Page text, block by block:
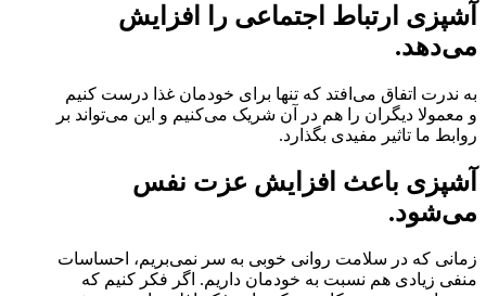
آشپزی ارتباط اجتماعی را افزایش
می‌دهد.
به ندرت اتفاق می‌افتد که تنها برای خودمان غذا درست کنیم
و معمولا دیگران را هم در آن شریک می‌کنیم و این می‌تواند بر
روابط ما تاثیر مفیدی بگذارد.
آشپزی باعث افزایش عزت نفس
می‌شود.
زمانی که در سلامت روانی خوبی به سر نمی‌بریم، احساسات
منفی زیادی هم نسبت به خودمان داریم. اگر فکر کنیم که